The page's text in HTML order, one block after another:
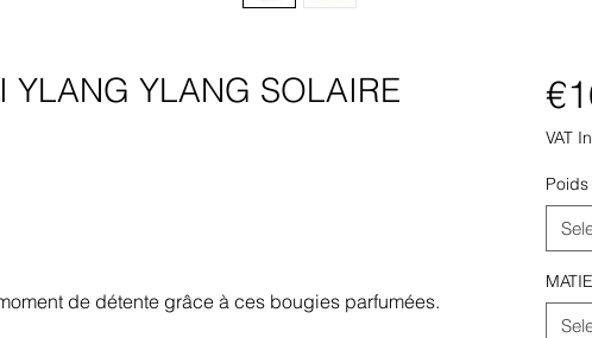
YLANG YLANG SOLAIRE
de détente grâce à ces bougies parfumées.
VAT
Poids